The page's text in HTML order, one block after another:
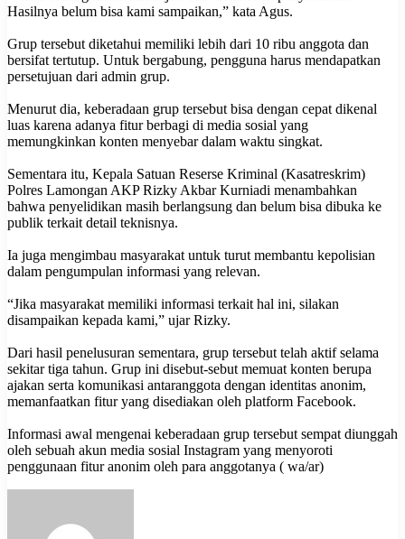
Hasilnya belum bisa kami sampaikan,” kata Agus.
Grup tersebut diketahui memiliki lebih dari 10 ribu anggota dan
bersifat tertutup. Untuk bergabung, pengguna harus mendapatkan
persetujuan dari admin grup.
Menurut dia, keberadaan grup tersebut bisa dengan cepat dikenal
luas karena adanya fitur berbagi di media sosial yang
memungkinkan konten menyebar dalam waktu singkat.
Sementara itu, Kepala Satuan Reserse Kriminal (Kasatreskrim)
Polres Lamongan AKP Rizky Akbar Kurniadi menambahkan
bahwa penyelidikan masih berlangsung dan belum bisa dibuka ke
publik terkait detail teknisnya.
Ia juga mengimbau masyarakat untuk turut membantu kepolisian
dalam pengumpulan informasi yang relevan.
“Jika masyarakat memiliki informasi terkait hal ini, silakan
disampaikan kepada kami,” ujar Rizky.
Dari hasil penelusuran sementara, grup tersebut telah aktif selama
sekitar tiga tahun. Grup ini disebut-sebut memuat konten berupa
ajakan serta komunikasi antaranggota dengan identitas anonim,
memanfaatkan fitur yang disediakan oleh platform Facebook.
Informasi awal mengenai keberadaan grup tersebut sempat diunggah
oleh sebuah akun media sosial Instagram yang menyoroti
penggunaan fitur anonim oleh para anggotanya ( wa/ar)